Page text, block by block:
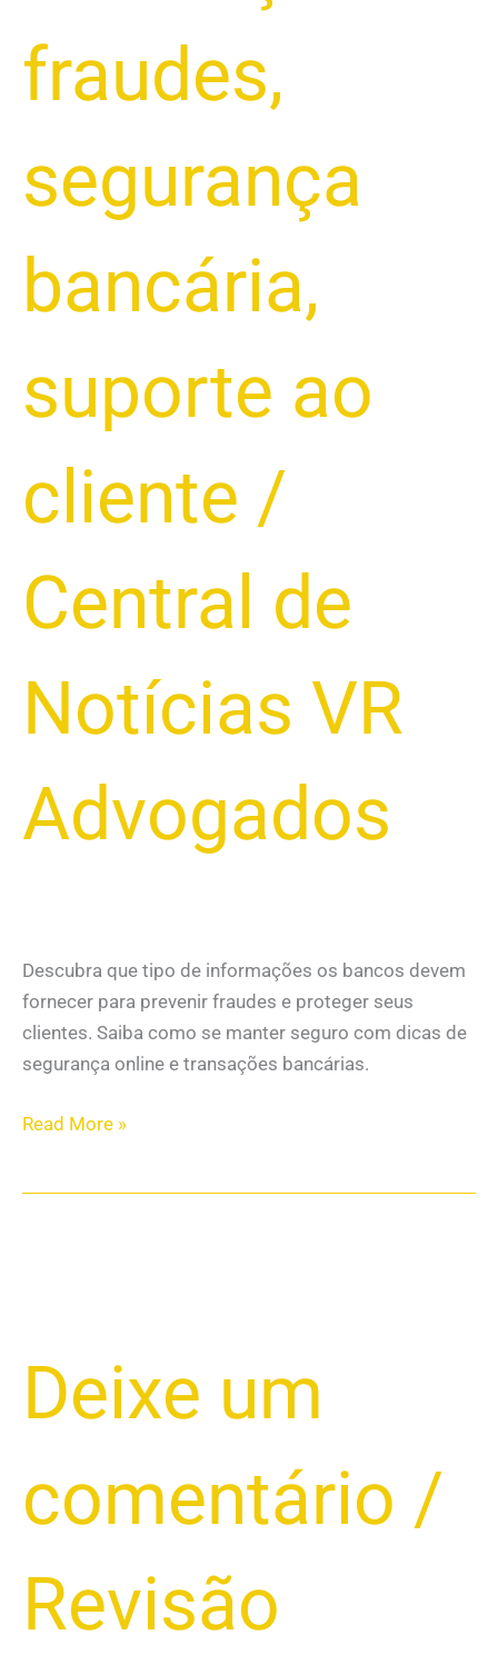
fraudes,
segurança
bancária,
suporte ao
cliente /
Central de
Notícias VR
Advogados
Descubra que tipo de informações os bancos devem
fornecer para prevenir fraudes e proteger seus
clientes. Saiba como se manter seguro com dicas de
segurança online e transações bancárias.
Read More »
Deixe um
comentário /
Revisão
Usar
a
em
Dois
para
Aumentar
a